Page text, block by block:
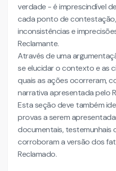
verdade - é imprescindível
cada ponto de
inconsistências e
Reclamante.
Através de uma
se elucidar o contexto e as
quais as ações ocorreram,
narrativa apresentada pelo
Esta seção deve também
provas a serem
documentais, testemunhais
corroboram a versão dos
Reclamado.